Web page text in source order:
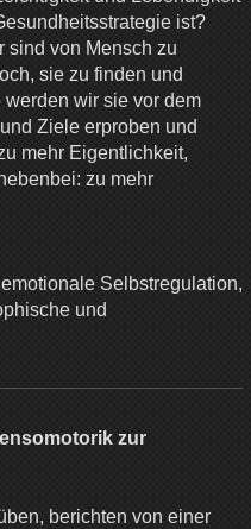
ist?
sind von Mensch zu
sie zu finden und
wir sie vor dem
Ziele erproben und
mehr Eigentlichkeit,
zu mehr
Selbstregulation,
und
zur
berichten von einer